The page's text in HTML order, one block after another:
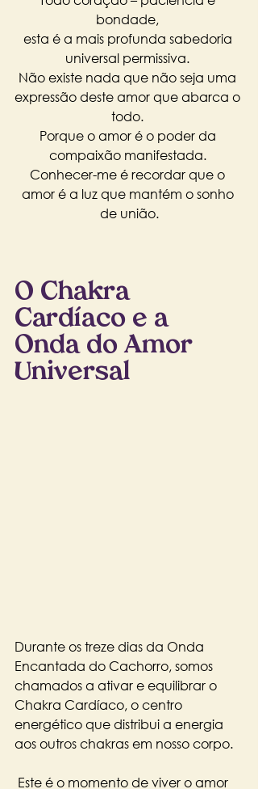
bondade,
esta é a mais profunda sabedoria
universal permissiva.
Não existe nada que não seja uma
expressão deste amor que abarca o
todo.
Porque o amor é o poder da
compaixão manifestada.
Conhecer-me é recordar que o
amor é a luz que mantém o sonho
de união.
O Chakra
Cardíaco e a
Onda do Amor
Universal
Durante os treze dias da Onda
Encantada do Cachorro, somos
chamados a ativar e equilibrar o
Chakra Cardíaco, o centro
energético que distribui a energia
aos outros chakras em nosso corpo.